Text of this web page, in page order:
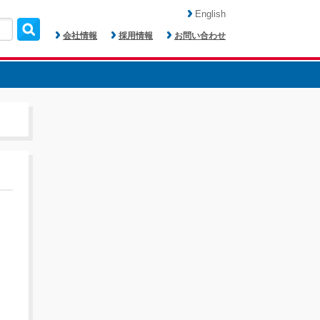
会社情報 採用情報 お問い合わせ
English